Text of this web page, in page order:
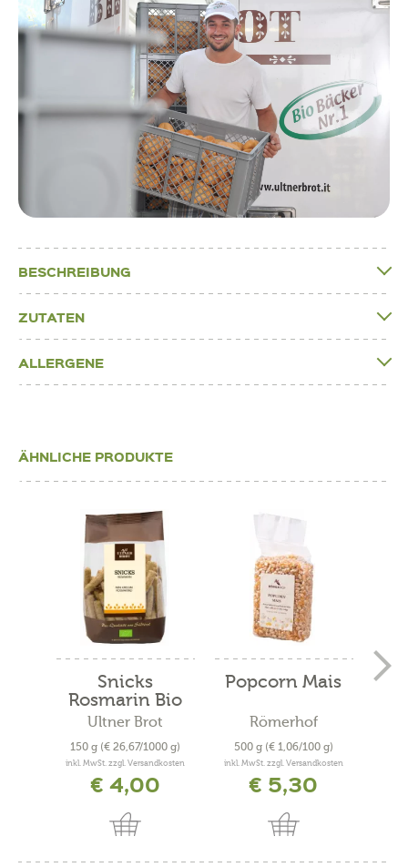
BESCHREIBUNG
ZUTATEN
ALLERGENE
ÄHNLICHE PRODUKTE
Snicks
Rosmarin Bio
Ultner Brot
150 g (€ 26,67/1000 g)
inkl. MwSt. zzgl. Versandkosten
€ 4,00
Popcorn Mais
Römerhof
500 g (€ 1,06/100 g)
inkl. MwSt. zzgl. Versandkosten
€ 5,30